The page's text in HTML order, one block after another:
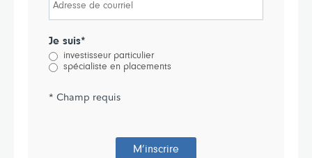
Je suis*
investisseur particulier
spécialiste en placements
* Champ requis
M’inscrire